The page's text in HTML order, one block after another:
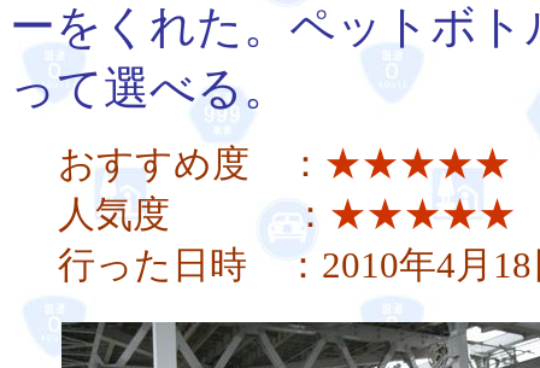
ーをくれた。ペットボ
って選べる。
おすすめ度 ： ★★★★★
人気度 ： ★★★★★
行った日時 ：2010年4月18